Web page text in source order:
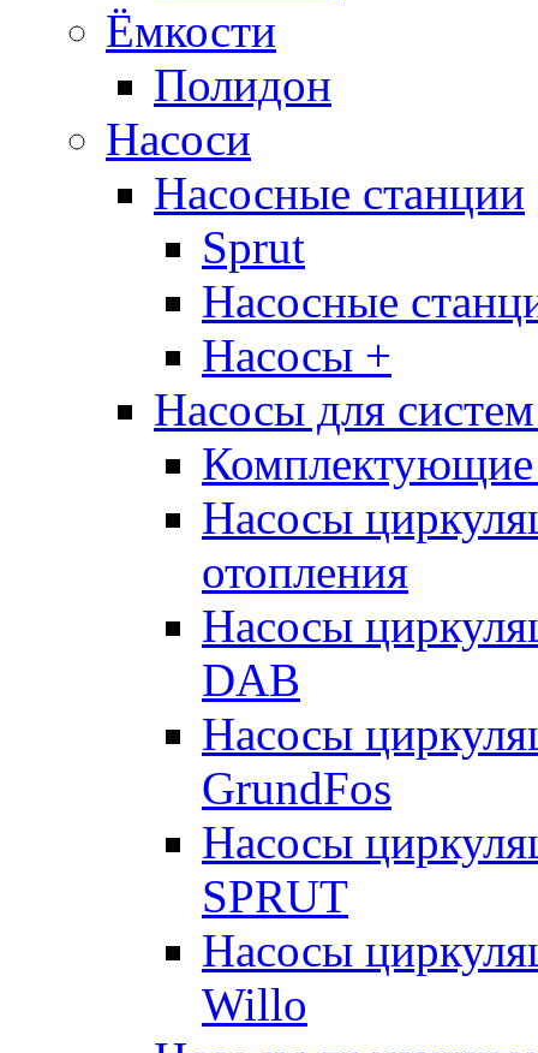
Ёмкости
Полидон
Насоси
Насосные станции
Sprut
Насосные
Насосы +
Насосы для
Комплектующие
Насосы
отопления
Насосы
DAB
Насосы
GrundFos
Насосы
SPRUT
Насосы
Willo